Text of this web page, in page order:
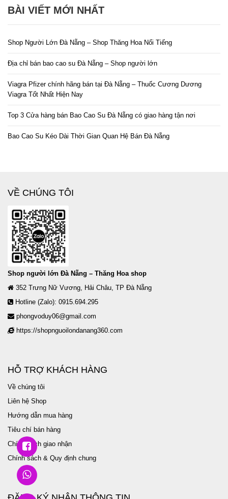
BÀI VIẾT MỚI NHẤT
Shop Người Lớn Đà Nẵng – Shop Thăng Hoa Nổi Tiếng
Địa chỉ bán bao cao su Đà Nẵng – Shop người lớn
Viagra Pfizer chính hãng bán tại Đà Nẵng – Thuốc Cương Dương
Viagra Tốt Nhất Hiện Nay
Top 3 Cửa hàng bán Bao Cao Su Đà Nẵng có giao hàng tận nơi
Bao Cao Su Kéo Dài Thời Gian Quan Hệ Bán Đà Nẵng
VỀ CHÚNG TÔI
Shop người lớn Đà Nẵng – Thăng Hoa shop
352 Trưng Nữ Vương, Hải Châu, TP Đà Nẵng
Hotline (Zalo): 0915.694.295
phongvoduy06@gmail.com
https://shopnguoilondanang360.com
HỖ TRỢ KHÁCH HÀNG
Về chúng tôi
Liên hệ Shop
Hướng dẫn mua hàng
Tiêu chí bán hàng
Chính sách giao nhận
Chính sách & Quy định chung